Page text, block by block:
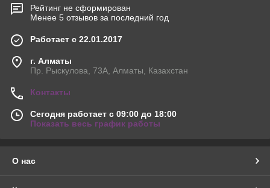
Рейтинг не сформирован
Менее 5 отзывов за последний год
Работает с 22.01.2017
г. Алматы
Пр. Рыскулова, 73А, Алматы, Казахстан
Контакты
Сегодня работает с 09:00 до 18:00
Показать весь график работы
О нас